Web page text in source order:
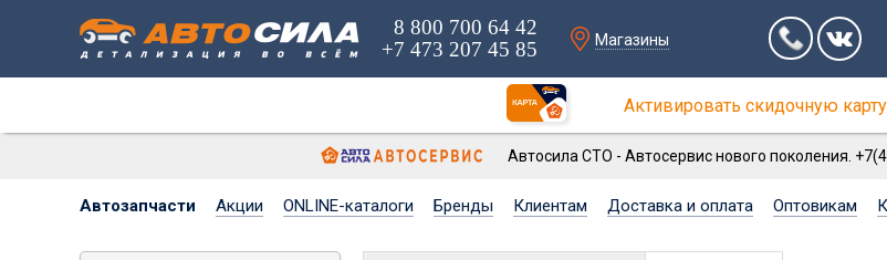
8 800 700 64 42
+7 473 207 45 85
Магазины
Активировать скидочную карту
Автосила СТО - Автосервис нового поколения.
Автозапчасти Акции ONLINE-каталоги Бренды Клиентам Доставка и оплата Оптовикам